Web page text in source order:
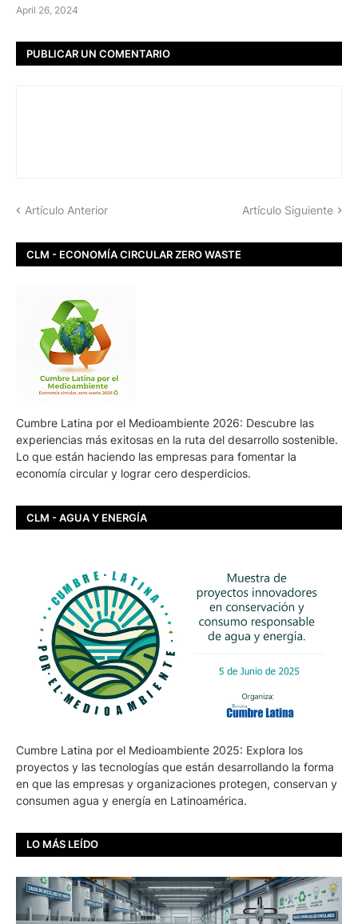
April 26, 2024
PUBLICAR UN COMENTARIO
Artículo Anterior Artículo Siguiente
CLM - ECONOMÍA CIRCULAR ZERO WASTE
Cumbre Latina por el Medioambiente 2026: Descubre las
experiencias más exitosas en la ruta del desarrollo sostenible.
Lo que están haciendo las empresas para fomentar la
economía circular y lograr cero desperdicios.
CLM - AGUA Y ENERGÍA
Cumbre Latina por el Medioambiente 2025: Explora los
proyectos y las tecnologías que están desarrollando la forma
en que las empresas y organizaciones protegen, conservan y
consumen agua y energía en Latinoamérica.
LO MÁS LEÍDO